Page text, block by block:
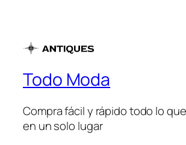
Todo Moda
Compra fácil y rápido todo lo
en un solo lugar